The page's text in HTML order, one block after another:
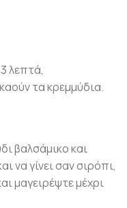
λεπτά,
τα κρεμμύδια.
βαλσάμικο και
να γίνει σαν σιρόπι,
μαγειρέψτε μέχρι